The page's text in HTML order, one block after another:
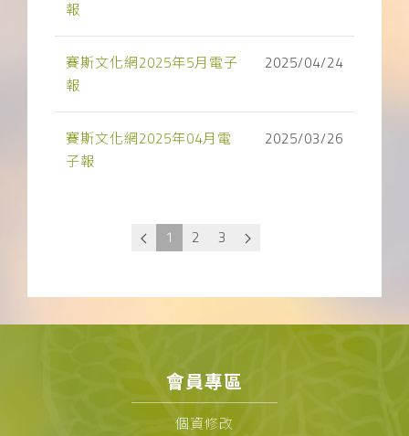
報
賽斯文化網2025年5月電子
報
2025/04/24
賽斯文化網2025年04月電
子報
2025/03/26
1 2 3
會員專區
個資修改